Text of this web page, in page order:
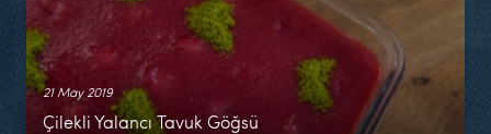
21 May 2019
Çilekli Yalancı Tavuk Göğsü